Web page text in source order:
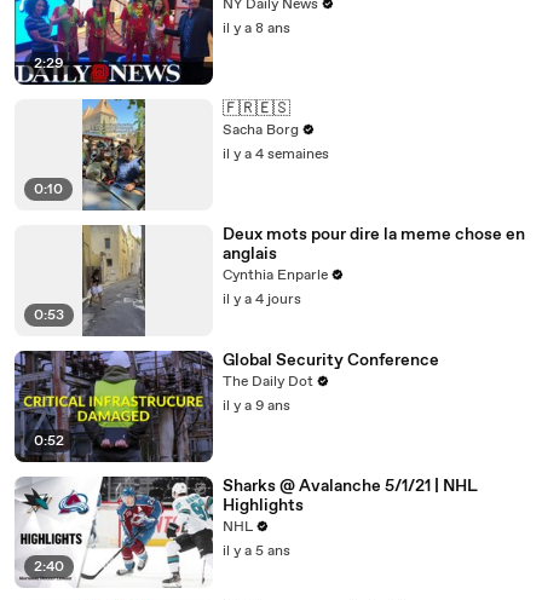
2:29
NY Daily News
il y a 8 ans
0:10
🇫🇷🇪🇸
Sacha Borg
il y a 4 semaines
0:53
Deux mots pour dire la meme chose en
anglais
Cynthia Enparle
il y a 4 jours
0:52
Global Security Conference
The Daily Dot
il y a 9 ans
2:40
Sharks @ Avalanche 5/1/21 | NHL
Highlights
NHL
il y a 5 ans